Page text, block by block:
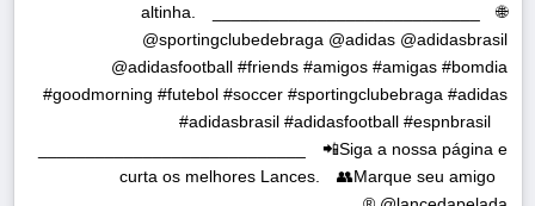
altinha.⠀ ____________________________⠀ 🌐
@sportingclubedebraga @adidas @adidasbrasil
@adidasfootball #friends #amigos #amigas #bomdia
#goodmorning #futebol #soccer #sportingclubebraga #adidas
#adidasbrasil #adidasfootball #espnbrasil ⠀
____________________________⠀ 📲Siga a nossa página e
curta os melhores Lances.⠀ 👥Marque seu amigo⠀